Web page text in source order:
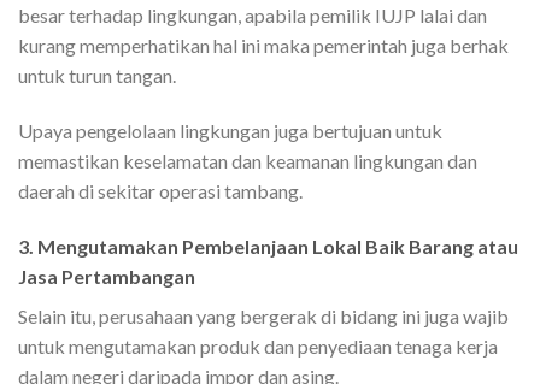
besar terhadap lingkungan, apabila pemilik IUJP lalai dan
kurang memperhatikan hal ini maka pemerintah juga berhak
untuk turun tangan.
Upaya pengelolaan lingkungan juga bertujuan untuk
memastikan keselamatan dan keamanan lingkungan dan
daerah di sekitar operasi tambang.
3. Mengutamakan Pembelanjaan Lokal Baik Barang atau
Jasa Pertambangan
Selain itu, perusahaan yang bergerak di bidang ini juga wajib
untuk mengutamakan produk dan penyediaan tenaga kerja
dalam negeri daripada impor dan asing.